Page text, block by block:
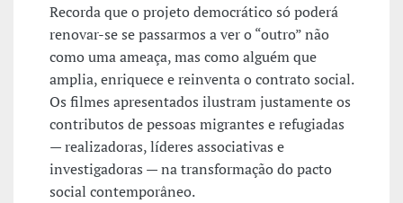
Recorda que o projeto democrático só poderá
renovar-se se passarmos a ver o “outro” não
como uma ameaça, mas como alguém que
amplia, enriquece e reinventa o contrato social.
Os filmes apresentados ilustram justamente os
contributos de pessoas migrantes e refugiadas
— realizadoras, líderes associativas e
investigadoras — na transformação do pacto
social contemporâneo.